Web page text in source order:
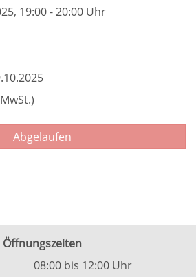
19:00 - 20:00 Uhr
Abgelaufen
Öffnungszeiten
08:00 bis 12:00 Uhr